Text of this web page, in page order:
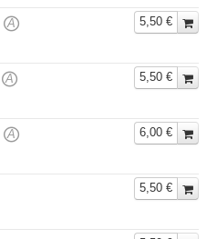
A
5,50 €
A
5,50 €
A
6,00 €
5,50 €